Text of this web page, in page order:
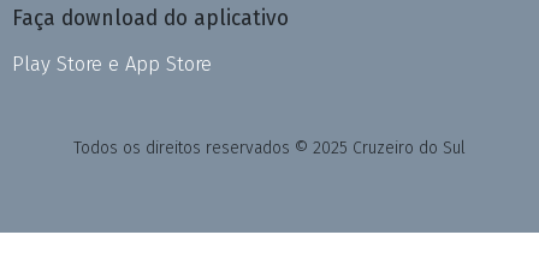
Faça download do aplicativo
Play Store e App Store
Todos os direitos reservados © 2025 Cruzeiro do Sul